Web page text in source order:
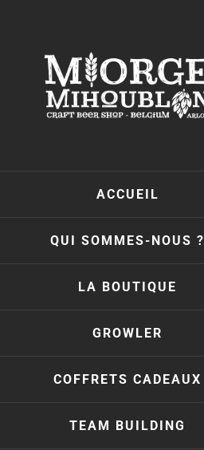
ACCUEIL
QUI SOMMES-NOUS ?
LA BOUTIQUE
GROWLER
COFFRETS CADEAUX
TEAM BUILDING